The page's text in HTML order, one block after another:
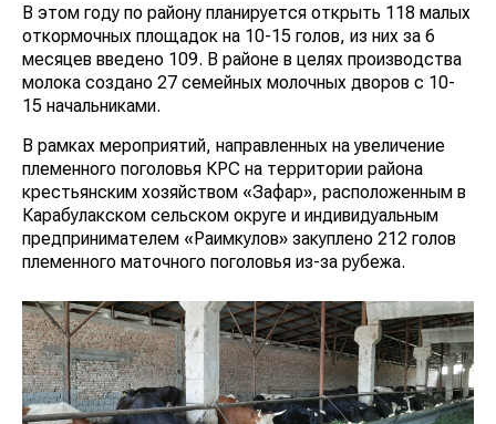
В этом году по району планируется открыть 118 малых
откормочных площадок на 10-15 голов, из них за 6
месяцев введено 109. В районе в целях производства
молока создано 27 семейных молочных дворов с 10-
15 начальниками.
В рамках мероприятий, направленных на увеличение
племенного поголовья КРС на территории района
крестьянским хозяйством «Зафар», расположенным в
Карабулакском сельском округе и индивидуальным
предпринимателем «Раимкулов» закуплено 212 голов
племенного маточного поголовья из-за рубежа.